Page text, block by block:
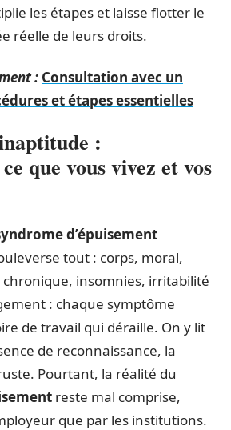
les étapes et laisse flotter le
réelle de leurs droits.
: Consultation avec un
et étapes essentielles
:
que vous vivez et vos
d’épuisement
tout : corps, moral,
insomnies, irritabilité
: chaque symptôme
de travail qui déraille. On y lit
de reconnaissance, la
Pourtant, la réalité du
reste mal comprise,
que par les institutions.